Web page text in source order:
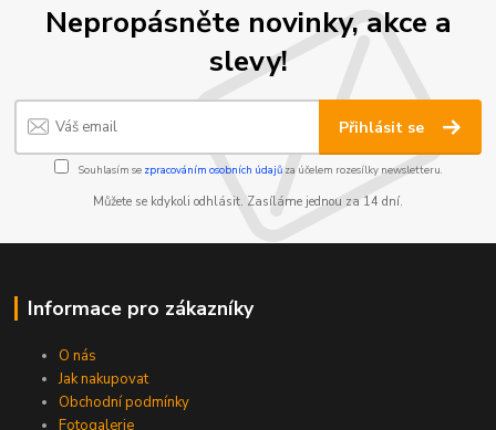
Nepropásněte novinky, akce a
slevy!
Přihlásit se
Souhlasím se zpracováním osobních údajůza účelem rozesílky newsletteru.
Můžete se kdykoli odhlásit. Zasíláme jednou za 14 dní.
Informace pro zákazníky
O nás
Jak nakupovat
Obchodní podmínky
Fotogalerie